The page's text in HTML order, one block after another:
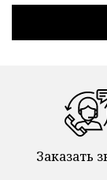
Заказать